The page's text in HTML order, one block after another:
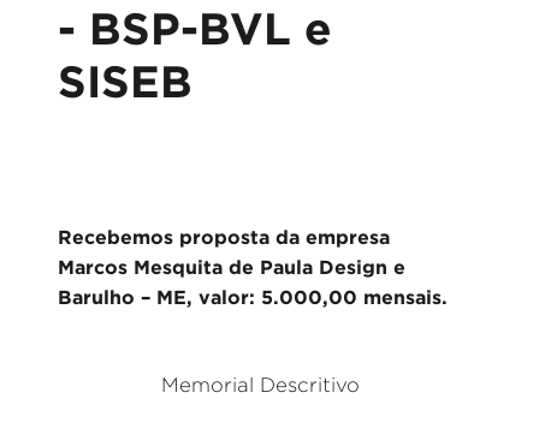
- BSP-BVL e
SISEB
Recebemos proposta da empresa
Marcos Mesquita de Paula Design e
Barulho – ME, valor: 5.000,00 mensais.
Memorial Descritivo